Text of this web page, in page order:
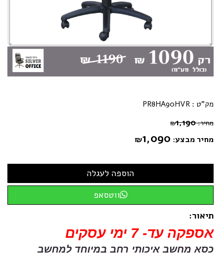
מק"ט : PR8HA90HVR
מחיר: ₪1,190
מחיר מבצע: ₪1,090
ווטסאפ
תיאור:
אספקה עד- 7 ימי עסקים
כסא מחשב איכותי רחב במיוחד למחשב